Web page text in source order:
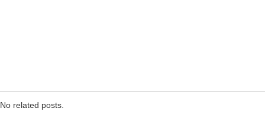
No related posts.